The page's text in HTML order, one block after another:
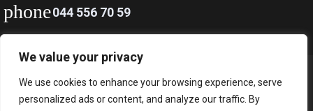
We value your privacy
We use cookies to enhance your browsing experience, serve
personalized ads or content, and analyze our traffic. By
phone044 556 70 59
© 2022 ISP Bau GmbH – Design und Realisierung vonBanovi AG